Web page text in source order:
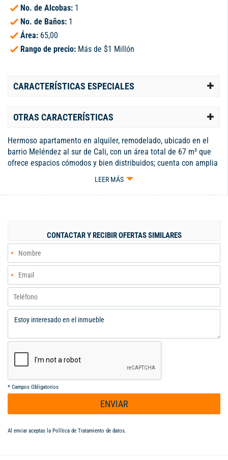
No. de Alcobas: 1
No. de Baños: 1
Área: 65,00
Rango de precio: Más de $1 Millón
CARACTERÍSTICAS ESPECIALES
OTRAS CARACTERÍSTICAS
Hermoso apartamento en alquiler, remodelado, ubicado en el
barrio Meléndez al sur de Cali, con un área total de 67 m² que
ofrece espacios cómodos y bien distribuidos; cuenta con amplia
sala comedor con buena iluminación natural, cocina integral,
clóset, baño espacioso con excelentes acabados, zona de
ubicación, con fácil acceso a transporte público, comercio y
servicios, e incluye servicios públicos y administración, lo que lo
convierte en una excelente opción para vivir con comodidad y
tranquilidad.
LEER MÁS
CONTACTAR Y RECIBIR OFERTAS SIMILARES
* Campos Obligatorios
ENVIAR
Al enviar aceptas la Política de Tratamiento de datos.